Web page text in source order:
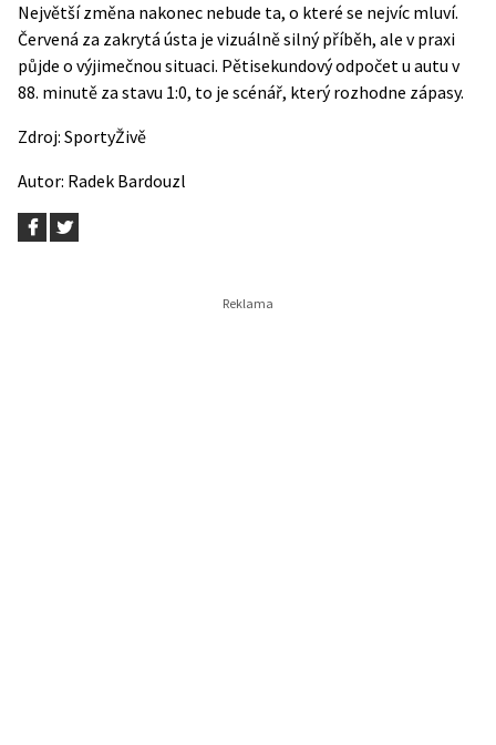
Největší změna nakonec nebude ta, o které se nejvíc mluví.
Červená za zakrytá ústa je vizuálně silný příběh, ale v praxi
půjde o výjimečnou situaci. Pětisekundový odpočet u autu v
88. minutě za stavu 1:0, to je scénář, který rozhodne zápasy.
Zdroj: SportyŽivě
Autor: Radek Bardouzl